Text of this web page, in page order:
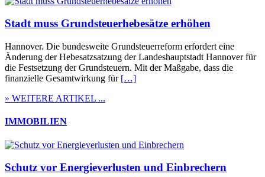
Stadt muss Grundsteuerhebesätze erhöhen
Hannover. Die bundesweite Grundsteuerreform erfordert eine
Änderung der Hebesatzsatzung der Landeshauptstadt Hannover für
die Festsetzung der Grundsteuern. Mit der Maßgabe, dass die
finanzielle Gesamtwirkung für […]
» WEITERE ARTIKEL ...
IMMOBILIEN
Schutz vor Energieverlusten und Einbrechern